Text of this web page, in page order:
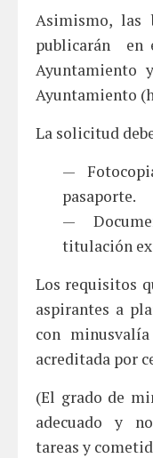
Asimismo, las
publicarán en
Ayuntamiento
Ayuntamiento
La solicitud
—
pasaporte.
—
titulación
Los requisitos
aspirantes a
con
acreditada por
(El grado de
adecuado y
tareas y